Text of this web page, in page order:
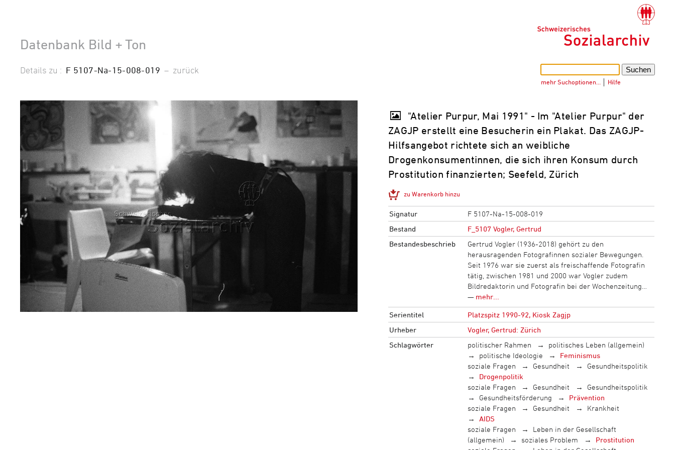
Datenbank Bild + Ton
mehr Suchoptionen… Hilfe
Details zu : F 5107-Na-15-008-019 – zurück
"Atelier Purpur, Mai 1991" - Im "Atelier Purpur" der
ZAGJP erstellt eine Besucherin ein Plakat. Das ZAGJP-
Hilfsangebot richtete sich an weibliche
Drogenkonsumentinnen, die sich ihren Konsum durch
Prostitution finanzierten; Seefeld, Zürich
zu Warenkorb hinzu
Signatur
F 5107-Na-15-008-019
Bestand
F_5107 Vogler, Gertrud
Bestandesbeschrieb
Gertrud Vogler (1936-2018) gehört zu den
herausragenden Fotografinnen sozialer Bewegungen.
Seit 1976 war sie zuerst als freischaffende Fotografin
tätig, zwischen 1981 und 2000 war Vogler zudem
Bildredaktorin und Fotografin bei der Wochenzeitung…
— mehr...
Serientitel
Platzspitz 1990-92, Kiosk Zagjp
Urheber
Vogler, Gertrud: Zürich
Schlagwörter
politischer Rahmen
politisches Leben (allgemein)
politische Ideologie
Feminismus
soziale Fragen
Gesundheit
Gesundheitspolitik
Drogenpolitik
soziale Fragen
Gesundheit
Gesundheitspolitik
Gesundheitsförderung
Prävention
soziale Fragen
Gesundheit
Krankheit
AIDS
soziale Fragen
Leben in der Gesellschaft
(allgemein)
soziales Problem
Prostitution